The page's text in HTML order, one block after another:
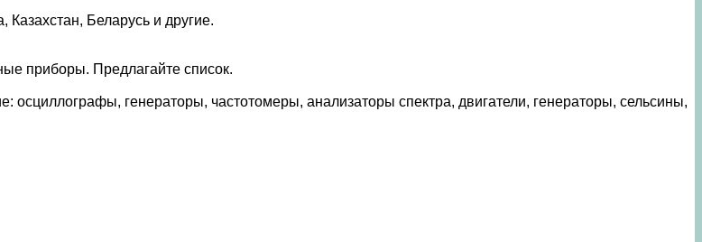
Беларусь и другие.
приборы. Предлагайте список.
осциллографы, генераторы, частотомеры, анализаторы спектра, двигатели, генераторы, сельсины,